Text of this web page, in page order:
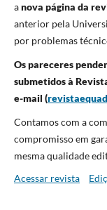
anova página da
anterior pela
por problemas
Os pareceres
submetidos à
e-mail (
Contamos com a
compromisso em
mesma qualidade
Acessar revista